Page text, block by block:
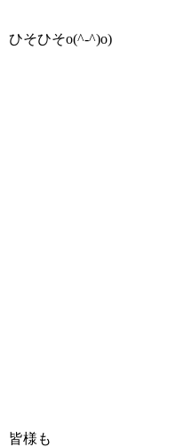
ひそひそo(^-^)o)
皆様も